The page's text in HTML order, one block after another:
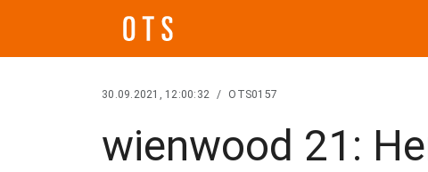
30.09.2021, 12:00:32 / OTS0157
wienwood 21: